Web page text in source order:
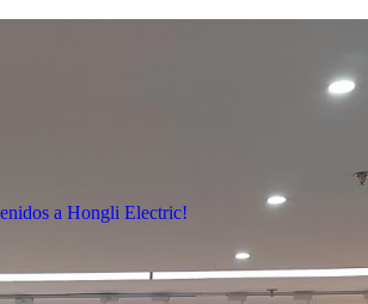
a Hongli Electric!